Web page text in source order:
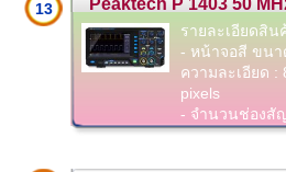
13 Peaktech P 1403 50
รายละเอียดสิน
- หน้าจอสี ขนา
ความละเอียด :
pixels
- จำนวนช่องสั